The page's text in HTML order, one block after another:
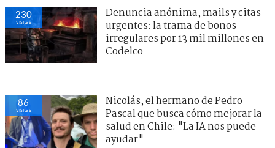
230
visitas
Denuncia anónima, mails y citas
urgentes: la trama de bonos
irregulares por 13 mil millones en
Codelco
86
visitas
Nicolás, el hermano de Pedro
Pascal que busca cómo mejorar la
salud en Chile: "La IA nos puede
ayudar"